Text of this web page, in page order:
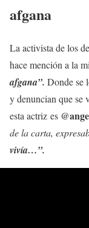
afgana
La activista de los
hace mención a la
afgana”. Donde se
y denuncian que se
esta actriz es
de la carta,
vivía…”.